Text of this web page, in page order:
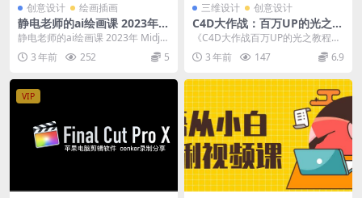
创意设计 绘画插画
静电老师的ai绘画课 2023年
Midjourney
静电老师的ai绘画课 2023年 Midjo
urney 静电老师ai(Midjo...
3 年前 252 5
三维设计 创意设计
C4D大作战：百万UP的光之教
程
《C4D大作战百万UP的光之教程》
从头开始完整的学完一套C4D 终极
系统课 此套...
3 年前 147 6.9
VIP